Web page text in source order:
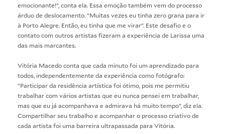
emocionante!”, conta ela. Essa emoção também vem do processo
árduo de deslocamento. “Muitas vezes eu tinha zero grana para ir
à Porto Alegre. Então, eu tinha que me virar”. Este desafio e o
contato com outros artistas fizeram a experiência de Larissa uma
das mais marcantes.
Vitória Macedo conta que cada minuto foi um aprendizado para
todos, independentemente da experiência como fotógrafo:
“Participar da residência artística foi ótimo, pois me permitiu
trabalhar com vários artistas que eu nunca pensei em trabalhar,
mas que eu já acompanhava e admirava há muito tempo”, diz ela.
Compartilhar seu trabalho e acompanhar o processo criativo de
cada artista foi uma barreira ultrapassada para Vitória.